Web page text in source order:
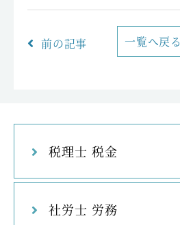
税理士 税金
社労士 労務
前の記事 一覧へ戻る